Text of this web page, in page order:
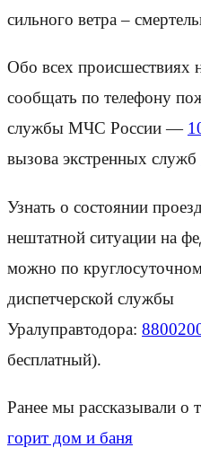
сильного ветра –
Обо всех происшествиях
сообщать по телефону
службы МЧС России —
вызова экстренных служб
Узнать о состоянии
нештатной ситуации на
можно по
диспетчерской службы
Уралуправтодора:
бесплатный).
Ранее мы рассказывали о
горит дом и баня